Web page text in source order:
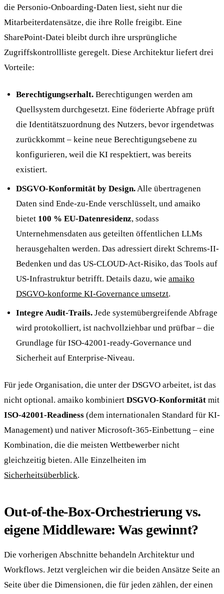
die Personio-Onboarding-Daten liest, sieht nur die
Mitarbeiterdatensätze, die ihre Rolle freigibt. Eine
SharePoint-Datei bleibt durch ihre ursprüngliche
Zugriffskontrollliste geregelt. Diese Architektur liefert drei
Vorteile:
Berechtigungserhalt. Berechtigungen werden am
Quellsystem durchgesetzt. Eine föderierte Abfrage prüft
die Identitätszuordnung des Nutzers, bevor irgendetwas
zurückkommt – keine neue Berechtigungsebene zu
konfigurieren, weil die KI respektiert, was bereits
existiert.
DSGVO-Konformität by Design.Alle übertragenen
Daten sind Ende-zu-Ende verschlüsselt, und amaiko
bietet 100 % EU-Datenresidenz, sodass
Unternehmensdaten aus geteilten öffentlichen LLMs
herausgehalten werden. Das adressiert direkt Schrems-II-
Bedenken und das US-CLOUD-Act-Risiko, das Tools auf
US-Infrastruktur betrifft. Details dazu, wie amaiko
DSGVO-konforme KI-Governance umsetzt.
Integre Audit-Trails. Jede systemübergreifende Abfrage
wird protokolliert, ist nachvollziehbar und prüfbar – die
Grundlage für ISO-42001-ready-Governance und
Sicherheit auf Enterprise-Niveau.
Für jede Organisation, die unter der DSGVO arbeitet, ist das
nicht optional. amaiko kombiniert DSGVO-Konformität mit
ISO-42001-Readiness (dem internationalen Standard für KI-
Management) und nativer Microsoft-365-Einbettung – eine
Kombination, die die meisten Wettbewerber nicht
gleichzeitig bieten. Alle Einzelheiten im
Sicherheitsüberblick.
Out-of-the-Box-Orchestrierung vs.
eigene Middleware: Was gewinnt?
Die vorherigen Abschnitte behandeln Architektur und
Workflows. Jetzt vergleichen wir die beiden Ansätze Seite an
Seite über die Dimensionen, die für jeden zählen, der einen